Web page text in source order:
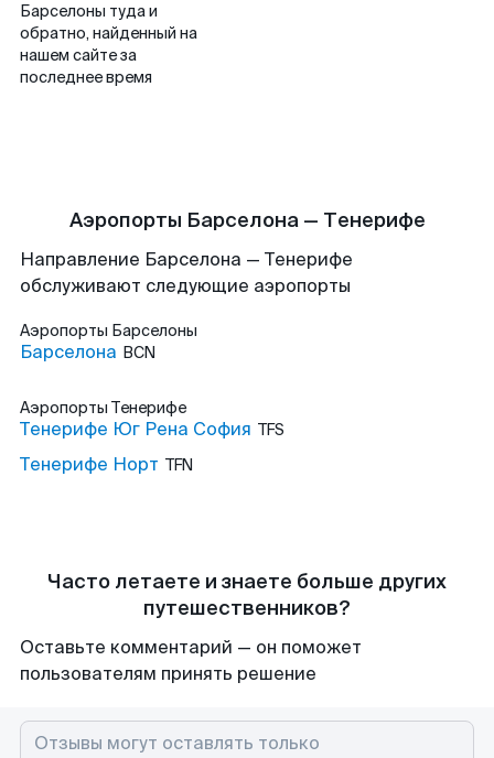
Барселоны туда и
обратно, найденный на
нашем сайте за
последнее время
Аэропорты Барселона — Тенерифе
Направление Барселона — Тенерифе
обслуживают следующие аэропорты
Аэропорты Барселоны
Барселона BCN
Аэропорты Тенерифе
Тенерифе Юг Рена София TFS
Тенерифе Норт TFN
Часто летаете и знаете больше других
путешественников?
Оставьте комментарий — он поможет
пользователям принять решение